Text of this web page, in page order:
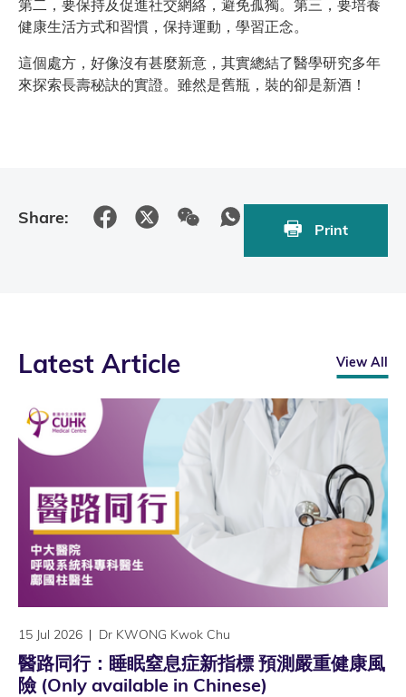
第二，要保持及促進社交網絡，避免孤獨。第三，要培養
健康生活方式和習慣，保持運動，學習正念。
這個處方，好像沒有甚麼新意，其實總結了醫學研究多年
來探索長壽秘訣的實證。雖然是舊瓶，裝的卻是新酒！
Share:
Print
Latest Article View All
15 Jul 2026 Dr KWONG Kwok Chu
醫路同行：睡眠窒息症新指標 預測嚴重健康風
險 (Only available in Chinese)